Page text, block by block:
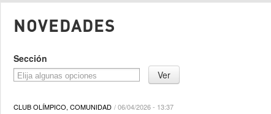
NOVEDADES
Sección
CLUB OLÍMPICO, COMUNIDAD 06/04/2026 - 13:37